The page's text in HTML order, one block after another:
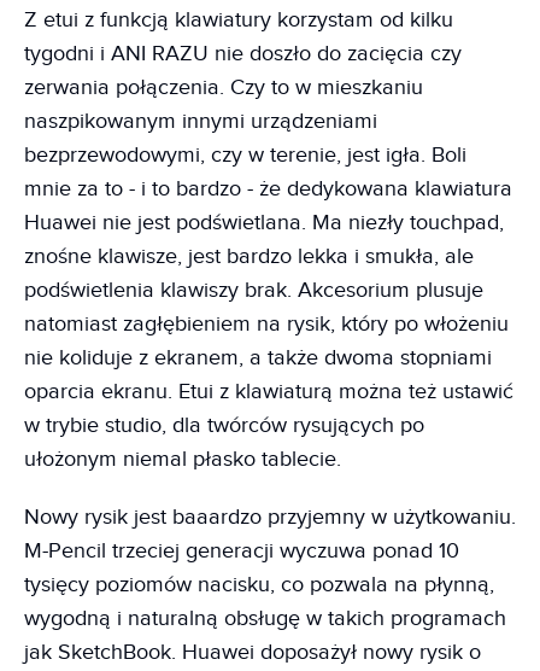
Z etui z funkcją klawiatury korzystam od kilku
tygodni i ANI RAZU nie doszło do zacięcia czy
zerwania połączenia. Czy to w mieszkaniu
naszpikowanym innymi urządzeniami
bezprzewodowymi, czy w terenie, jest igła. Boli
mnie za to - i to bardzo - że dedykowana klawiatura
Huawei nie jest podświetlana. Ma niezły touchpad,
znośne klawisze, jest bardzo lekka i smukła, ale
podświetlenia klawiszy brak. Akcesorium plusuje
natomiast zagłębieniem na rysik, który po włożeniu
nie koliduje z ekranem, a także dwoma stopniami
oparcia ekranu. Etui z klawiaturą można też ustawić
w trybie studio, dla twórców rysujących po
ułożonym niemal płasko tablecie.
Nowy rysik jest baaardzo przyjemny w użytkowaniu.
M-Pencil trzeciej generacji wyczuwa ponad 10
tysięcy poziomów nacisku, co pozwala na płynną,
wygodną i naturalną obsługę w takich programach
jak SketchBook. Huawei doposażył nowy rysik o